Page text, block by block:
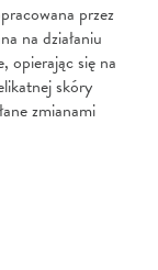
przez
na działaniu
opierając się na
skóry
zmianami